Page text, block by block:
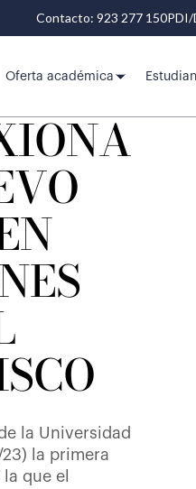
Contacto: 923 277 150PDI/
Oferta académica
la Universidad
la primera
que el